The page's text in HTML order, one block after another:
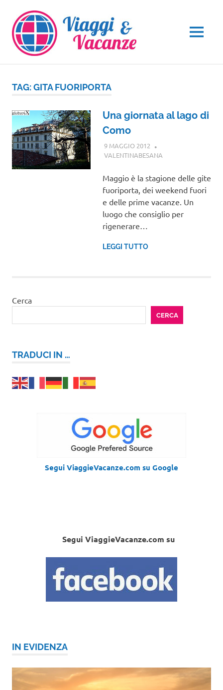
contenuto
MENU
TAG:GITA FUORIPORTA
Una giornata al lago di
Como
9 MAGGIO 2012
VALENTINABESANALOMBARDIA
Maggio è la stagione delle gite
fuoriporta, dei weekend fuori
e delle prime vacanze. Un
luogo che consiglio per
rigenerare…
LEGGI TUTTO
Cerca
CERCA
TRADUCI IN …
Segui ViaggieVacanze.com su Google
Segui ViaggieVacanze.com su
IN EVIDENZA